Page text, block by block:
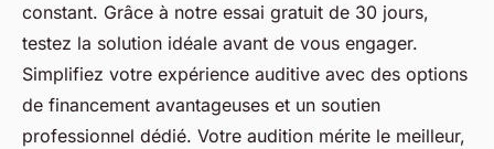
fabienne•8 avril 2025•6 min de lecture
constant. Grâce à notre essai gratuit de 30 jours,
testez la solution idéale avant de vous engager.
Simplifiez votre expérience auditive avec des options
de financement avantageuses et un soutien
professionnel dédié. Votre audition mérite le meilleur,